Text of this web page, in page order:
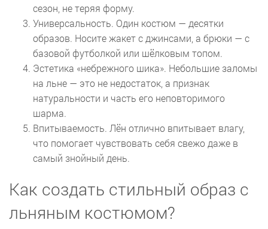
сезон, не теряя форму.
Универсальность. Один костюм — десятки
образов. Носите жакет с джинсами, а брюки — с
базовой футболкой или шёлковым топом.
Эстетика «небрежного шика». Небольшие заломы
на льне — это не недостаток, а признак
натуральности и часть его неповторимого
шарма.
Впитываемость. Лён отлично впитывает влагу,
что помогает чувствовать себя свежо даже в
самый знойный день.
Как создать стильный образ с
льняным костюмом?